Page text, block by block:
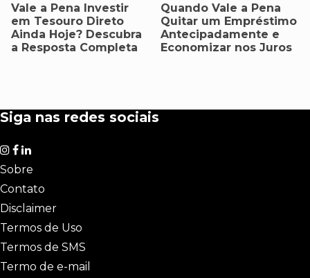
Vale a Pena Investir
em Tesouro Direto
Ainda Hoje? Descubra
a Resposta Completa
Quando Vale a Pena
Quitar um Empréstimo
Antecipadamente e
Economizar nos Juros
Siga nas redes sociais
Sobre
Contato
Disclaimer
Termos de Uso
Termos de SMS
Termo de e-mail